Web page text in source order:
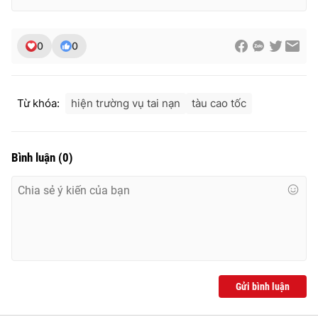
0 0
Từ khóa: hiện trường vụ tai nạn tàu cao tốc
Bình luận (0)
Gửi bình luận